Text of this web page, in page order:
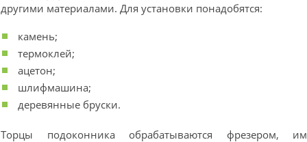
другими материалами. Для установки понадобятся:
камень;
термоклей;
ацетон;
шлифмашина;
деревянные бруски.
Торцы подоконника обрабатываются фрезером, им